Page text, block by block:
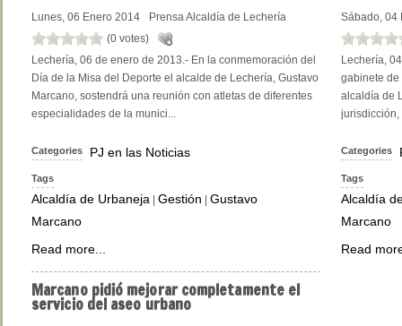
Lunes, 06 Enero 2014
Prensa Alcaldía de Lechería
(0 votes)
Lechería, 06 de enero de 2013.- En la conmemoración del
Día de la Misa del Deporte el alcalde de Lechería, Gustavo
Marcano, sostendrá una reunión con atletas de diferentes
especialidades de la munici...
Categories PJ en las Noticias
Tags
Alcaldía de Urbaneja | Gestión | Gustavo
Marcano
Read more...
Sábado, 04
Lechería,
gabinete de
alcaldía de
jurisdicción,
Categories
Tags
Alcaldía
Marcano
Read
Marcanopidió mejorar completamente el
servicio del aseo urbano